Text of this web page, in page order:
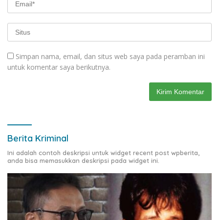
Simpan nama, email, dan situs web saya pada peramban ini
untuk komentar saya berikutnya.
Berita Kriminal
Ini adalah contoh deskripsi untuk widget recent post wpberita,
anda bisa memasukkan deskripsi pada widget ini.